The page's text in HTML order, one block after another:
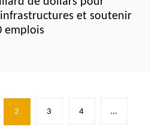
et soutenir
emplois
2 3 4 …